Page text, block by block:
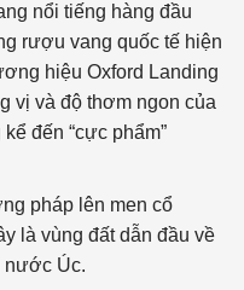
nổi tiếng hàng đầu
rượu vang quốc tế hiện
hiệu Oxford Landing
vị và độ thơm ngon của
đến “cực phẩm”
pháp lên men cổ
là vùng đất dẫn đầu về
nước Úc.